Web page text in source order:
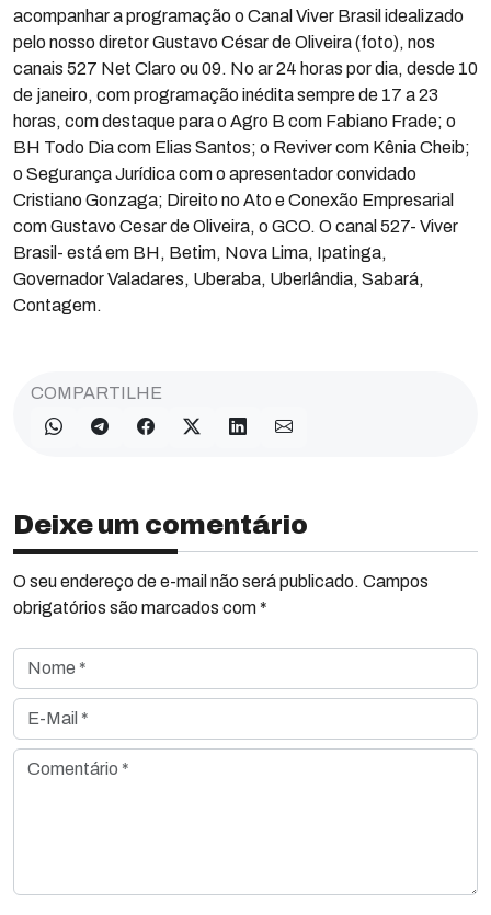
acompanhar a programação o Canal Viver Brasil idealizado
pelo nosso diretor Gustavo César de Oliveira (foto), nos
canais 527 Net Claro ou 09. No ar 24 horas por dia, desde 10
de janeiro, com programação inédita sempre de 17 a 23
horas, com destaque para o Agro B com Fabiano Frade; o
BH Todo Dia com Elias Santos; o Reviver com Kênia Cheib;
o Segurança Jurídica com o apresentador convidado
Cristiano Gonzaga; Direito no Ato e Conexão Empresarial
com Gustavo Cesar de Oliveira, o GCO. O canal 527- Viver
Brasil- está em BH, Betim, Nova Lima, Ipatinga,
Governador Valadares, Uberaba, Uberlândia, Sabará,
Contagem.
COMPARTILHE
Deixe um comentário
O seu endereço de e-mail não será publicado. Campos
obrigatórios são marcados com *
Nome *
E-Mail *
Comentário *